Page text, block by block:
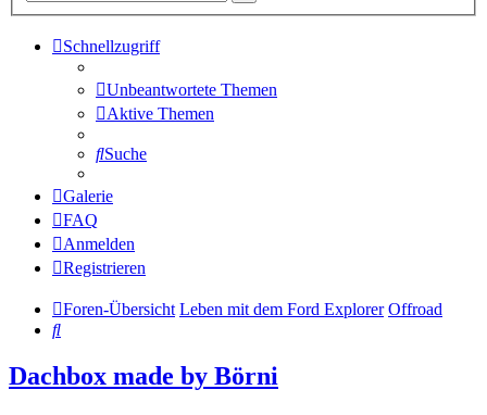
Schnellzugriff
Unbeantwortete Themen
Aktive Themen
Suche
Galerie
FAQ
Anmelden
Registrieren
Foren-Übersicht Leben mit dem Ford Explorer Offroad
Suche
Dachbox made by Börni